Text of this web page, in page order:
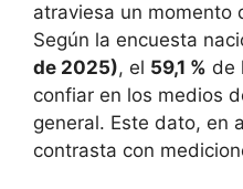
atraviesa un momento
Según la encuesta
de 2025), el 59,1 % de
confiar en los medios
general. Este dato, en
contrasta con